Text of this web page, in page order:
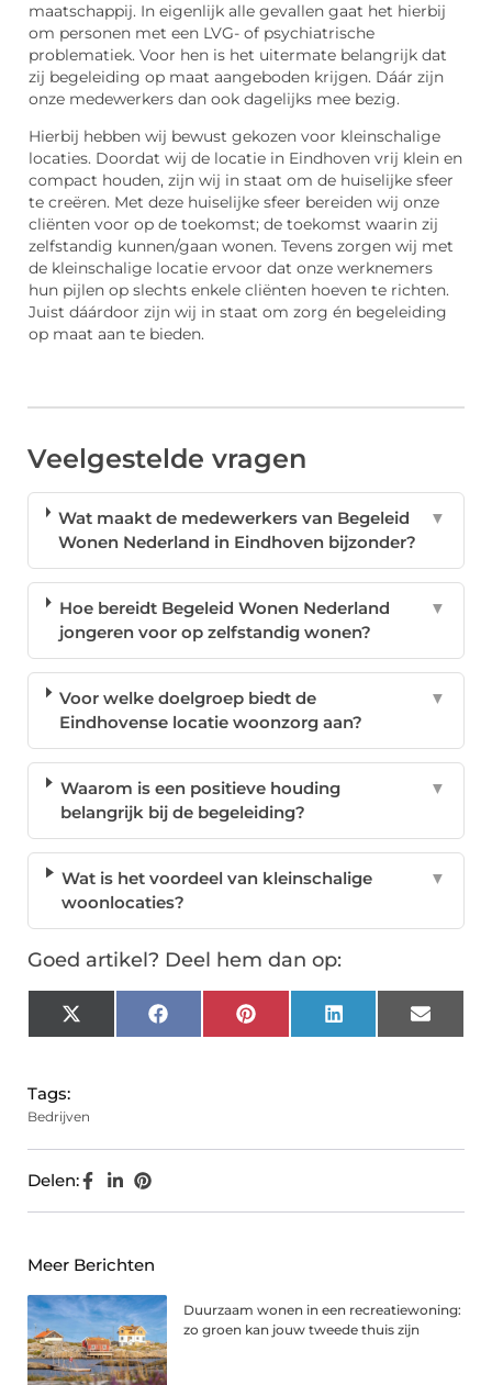
maatschappij. In eigenlijk alle gevallen gaat het hierbij
om personen met een LVG- of psychiatrische
problematiek. Voor hen is het uitermate belangrijk dat
zij begeleiding op maat aangeboden krijgen. Dáár zijn
onze medewerkers dan ook dagelijks mee bezig.
Hierbij hebben wij bewust gekozen voor kleinschalige
locaties. Doordat wij de locatie in Eindhoven vrij klein en
compact houden, zijn wij in staat om de huiselijke sfeer
te creëren. Met deze huiselijke sfeer bereiden wij onze
cliënten voor op de toekomst; de toekomst waarin zij
zelfstandig kunnen/gaan wonen. Tevens zorgen wij met
de kleinschalige locatie ervoor dat onze werknemers
hun pijlen op slechts enkele cliënten hoeven te richten.
Juist dáárdoor zijn wij in staat om zorg én begeleiding
op maat aan te bieden.
Veelgestelde vragen
Wat maakt de medewerkers van Begeleid
Wonen Nederland in Eindhoven bijzonder?
▼
Hoe bereidt Begeleid Wonen Nederland
jongeren voor op zelfstandig wonen?
▼
Voor welke doelgroep biedt de
Eindhovense locatie woonzorg aan?
▼
Waarom is een positieve houding
belangrijk bij de begeleiding?
▼
Wat is het voordeel van kleinschalige
woonlocaties?
▼
Goed artikel? Deel hem dan op:
X
(Twitter)
FacebookPinterest LinkedIn Email
Tags:
Bedrijven
Delen:
Meer Berichten
Duurzaam wonen in een recreatiewoning:
zo groen kan jouw tweede thuis zijn